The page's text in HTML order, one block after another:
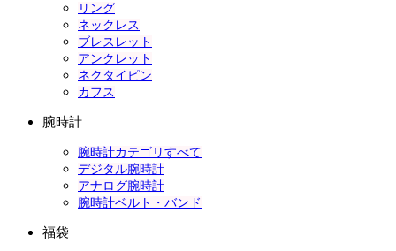
リング
ネックレス
ブレスレット
アンクレット
ネクタイピン
カフス
腕時計
腕時計カテゴリすべて
デジタル腕時計
アナログ腕時計
腕時計ベルト・バンド
福袋